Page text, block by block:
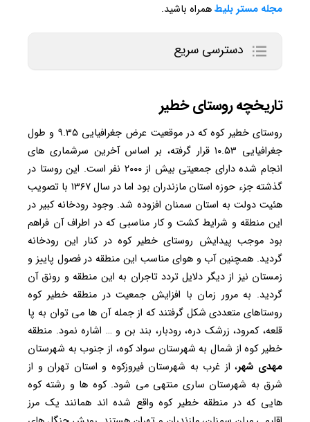
مجله مستربلیطهمراه باشید.
دسترسی سریع
تاریخچهروستای خطیر
روستای خطیر کوه که در موقعیت عرض جغرافیایی ۹.۳۵ و طول
جغرافیایی ۱۰.۵۳ قرار گرفته، بر اساس آخرین سرشماری های
انجام شده دارای جمعیتی بیش از ۲۰۰۰ نفر است. این روستا در
گذشته جزء حوزه استان مازندران بود اما در سال ۱۳۶۷ با تصویب
هئیت دولت به استان سمنان افزوده شد. وجود رودخانه کبیر در
این منطقه و شرایط کشت و کار مناسبی که در اطراف آن فراهم
بود موجب پیدایش روستای خطیر کوه در کنار این رودخانه
گردید. همچنین آب و هوای مناسب این منطقه در فصول پاییز و
زمستان نیز از دیگر دلایل تردد تاجران به این منطقه و رونق آن
گردید. به مرور زمان با افزایش جمعیت در منطقه خطیر کوه
روستاهای متعددی شکل گرفتند که از جمله آن ها می توان به پا
قلعه، کمرود، زرشک دره، رودبار، بند بن و … اشاره نمود. منطقه
خطیر کوه از شمال به شهرستان سواد کوه، از جنوب به شهرستان
مهدی شهر، از غرب به شهرستان فیروزکوه و استان تهران و از
شرق به شهرستان ساری منتهی می شود. کوه ها و رشته کوه
هایی که در منطقه خطیر کوه واقع شده اند همانند یک مرز